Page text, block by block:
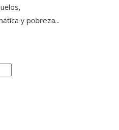
y pobreza...